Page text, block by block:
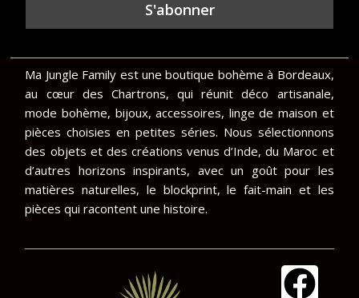
Ma Jungle Family est une boutique bohème à Bordeaux,
au cœur des Chartrons, qui réunit déco artisanale,
mode bohème, bijoux, accessoires, linge de maison et
pièces choisies en petites séries. Nous sélectionnons
des objets et des créations venus d’Inde, du Maroc et
d’autres horizons inspirants, avec un goût pour les
matières naturelles, le blockprint, le fait-main et les
pièces qui racontent une histoire.
F
I